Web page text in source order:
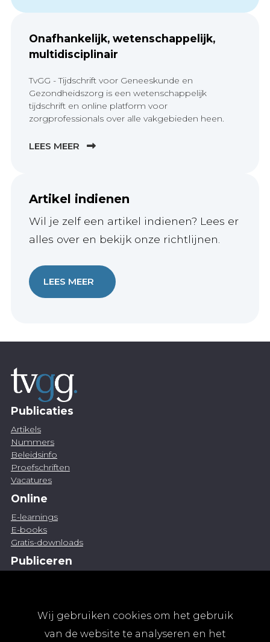
Wij gebruiken cookies om het gebruik
van de website te analyseren en het
Onafhankelijk, wetenschappelijk,
multidisciplinair
TvGG - Tijdschrift voor Geneeskunde en
Gezondheidszorg is een wetenschappelijk
tijdschrift en online platform voor
zorgprofessionals over alle vakgebieden heen.
LEES MEER
Artikel indienen
Wil je zelf een artikel indienen? Lees er
alles over en bekijk onze richtlijnen.
LEES MEER
Publicaties
Artikels
Nummers
Beleidsinfo
Proefschriften
Vacatures
Online
E-learnings
E-books
Gratis-downloads
Publiceren
Abonnementen